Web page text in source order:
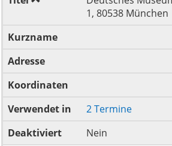
1, 80538 München
Kurzname
Adresse
Koordinaten
Verwendet in
2 Termine
Deaktiviert
Nein